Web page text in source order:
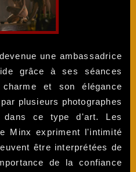
une ambassadrice
grâce à ses séances
et son élégance
plusieurs photographes
ce type d'art. Les
Minx expriment l'intimité
être interprétées de
de la confiance